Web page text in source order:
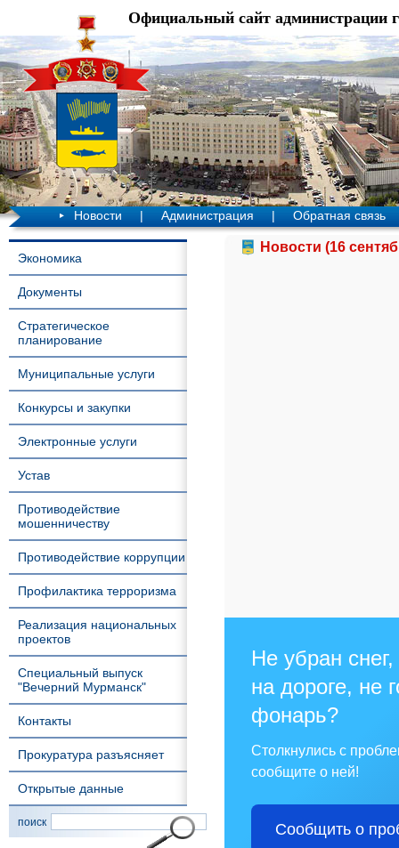
Официальный сайт администрации
Новости | Администрация | Обратная связь
Экономика
Документы
Стратегическое
планирование
Муниципальные услуги
Конкурсы и закупки
Электронные услуги
Устав
Противодействие
мошенничеству
Противодействие коррупции
Профилактика терроризма
Реализация национальных
проектов
Специальный выпуск
"Вечерний Мурманск"
Контакты
Прокуратура разъясняет
Открытые данные
поиск
Новости (16
Не убран
на дороге, не
фонарь?
Столкнулись с
сообщите о ней!
Сообщить о